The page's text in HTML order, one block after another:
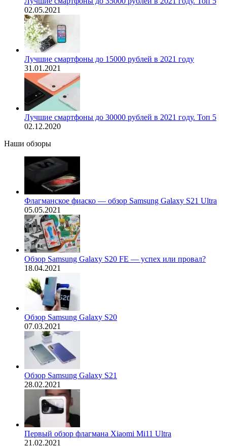
02.05.2021
Лучшие смартфоны до 15000 рублей в 2021 году
31.01.2021
Лучшие смартфоны до 30000 рублей в 2021 году. Топ 5
02.12.2020
Наши обзоры
Флагманское фиаско — обзор Samsung Galaxy S21 Ultra
05.05.2021
Обзор Samsung Galaxy S20 FE — успех или провал?
18.04.2021
Обзор Samsung Galaxy S20
07.03.2021
Обзор Samsung Galaxy S21
28.02.2021
Первый обзор флагмана Xiaomi Mi11 Ultra
21.02.2021